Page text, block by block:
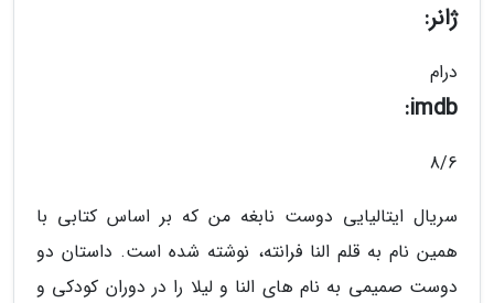
ژانر:
درام
imdb:
8/6
سریال ایتالیایی دوست نابغه من که بر اساس کتابی با
همین نام به قلم النا فرانته، نوشته شده است. داستان دو
دوست صمیمی به نام های النا و لیلا را در دوران کودکی و